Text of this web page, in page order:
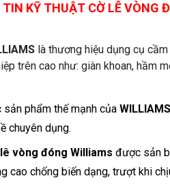
KỸ THUẬT CỜ LÊ VÒNG
là thương hiệu dụng cụ
trên cao như: giàn khoan, hầm
sản phẩm thế mạnh của WILLIAMS
chuyên dụng.
vòng đóng Williams được sản
cao chống biến dạng, trượt khi